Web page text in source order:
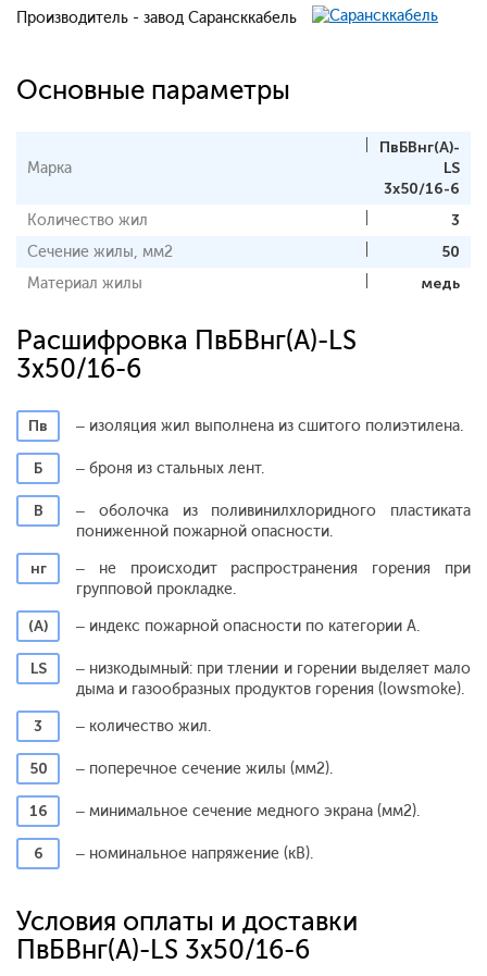
Производитель - завод Сарансккабель
Основные параметры
Марка
ПвБВнг(A)-
LS
3x50/16-6
Количество жил
3
Сечение жилы, мм2
50
Материал жилы
медь
Расшифровка ПвБВнг(A)-LS
3x50/16-6
Пв – изоляция жил выполнена из сшитого полиэтилена.
Б – броня из стальных лент.
В
– оболочка из поливинилхлоридного пластиката
пониженной пожарной опасности.
нг
– не происходит распространения горения при
групповой прокладке.
(А)
– индекс пожарной опасности по категории А.
LS
– низкодымный: при тлении и горении выделяет мало
дыма и газообразных продуктов горения (lowsmoke).
3
– количество жил.
50 – поперечное сечение жилы (мм2).
16 – минимальное сечение медного экрана (мм2).
6 – номинальное напряжение (кВ).
Условия оплаты и доставки
ПвБВнг(A)-LS 3x50/16-6